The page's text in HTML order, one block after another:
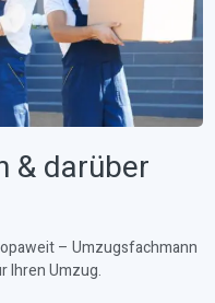
& darüber
– Umzugsfachmann
Ihren Umzug.